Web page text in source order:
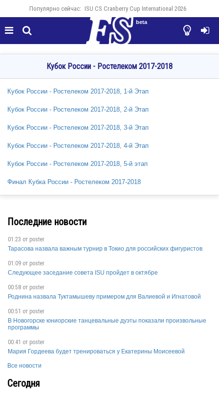
Популярно сейчас: ISU CS Cranberry Cup International 2026
  

beta
Кубок России - Ростелеком 2017-2018
Кубок России - Ростелеком 2017-2018, 1-й Этап
Кубок России - Ростелеком 2017-2018, 2-й Этап
Кубок России - Ростелеком 2017-2018, 3-й Этап
Кубок России - Ростелеком 2017-2018, 4-й Этап
Кубок России - Ростелеком 2017-2018, 5-й этап
Финал Кубка России - Ростелеком 2017-2018
Последние новости
01:23 от poster
Тарасова назвала важным турнир в Токио для российских фигуристов
01:09 от poster
Следующее заседание совета ISU пройдет в октябре
00:58 от poster
Роднина назвала Туктамышеву примером для Валиевой и Игнатовой
00:51 от poster
В Новогорске юниорские танцевальные дуэты показали произвольные
программы
00:41 от poster
Мария Гордеева будет тренироваться у Екатерины Моисеевой
Все новости
Сегодня